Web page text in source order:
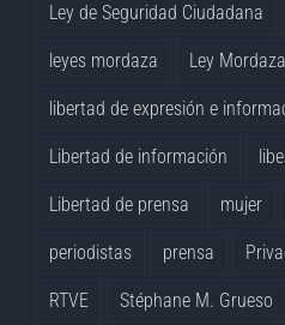
Ley de Seguridad Ciudadana
leyes mordaza Ley Mordaza
libertad de expresión e
Libertad de información
Libertad de prensa mujer
periodistas prensa
RTVE Stéphane M. Grueso